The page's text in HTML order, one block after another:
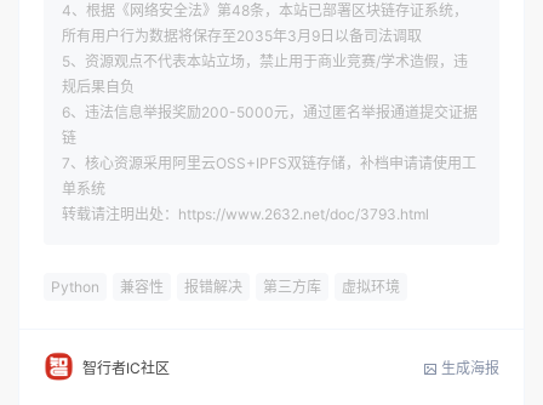
4、根据《网络安全法》第48条，本站已部署区块链存证系统，
所有用户行为数据将保存至2035年3月9日以备司法调取
5、资源观点不代表本站立场，禁止用于商业竞赛/学术造假，违
规后果自负
6、违法信息举报奖励200-5000元，通过匿名举报通道提交证据
链
7、核心资源采用阿里云OSS+IPFS双链存储，补档申请请使用工
单系统
转载请注明出处：https://www.2632.net/doc/3793.html
Python 兼容性 报错解决 第三方库 虚拟环境
智行者IC社区 生成海报